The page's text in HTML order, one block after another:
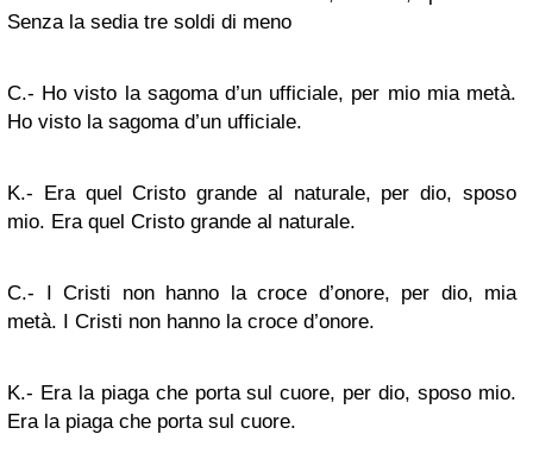
Senza la sedia tre soldi di meno
C.- Ho visto la sagoma d’un ufficiale, per mio mia metà.
Ho visto la sagoma d’un ufficiale.
K.- Era quel Cristo grande al naturale, per dio, sposo
mio. Era quel Cristo grande al naturale.
C.- I Cristi non hanno la croce d’onore, per dio, mia
metà. I Cristi non hanno la croce d’onore.
K.- Era la piaga che porta sul cuore, per dio, sposo mio.
Era la piaga che porta sul cuore.